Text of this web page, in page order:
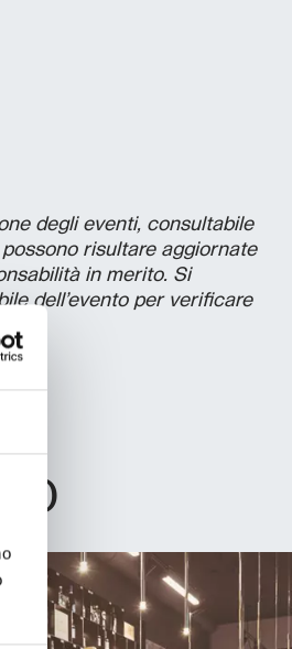
degli eventi, consultabile
risultare aggiornate
in merito. Si
dell’evento per verificare